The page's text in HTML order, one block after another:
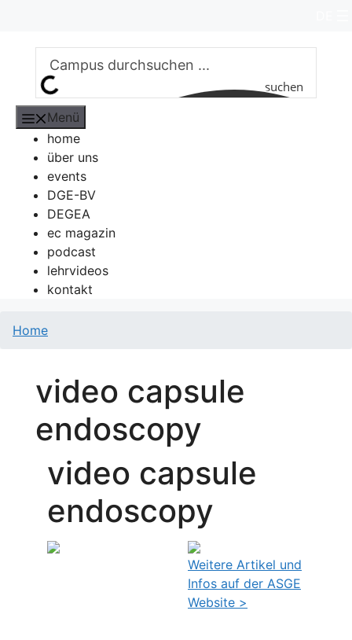
springen
suchen
Menü
home
über uns
events
DGE-BV
DEGEA
ec magazin
podcast
lehrvideos
kontakt
Home
video capsule
endoscopy
video capsule
endoscopy
Weitere Artikel und
Infos auf der ASGE
Website >